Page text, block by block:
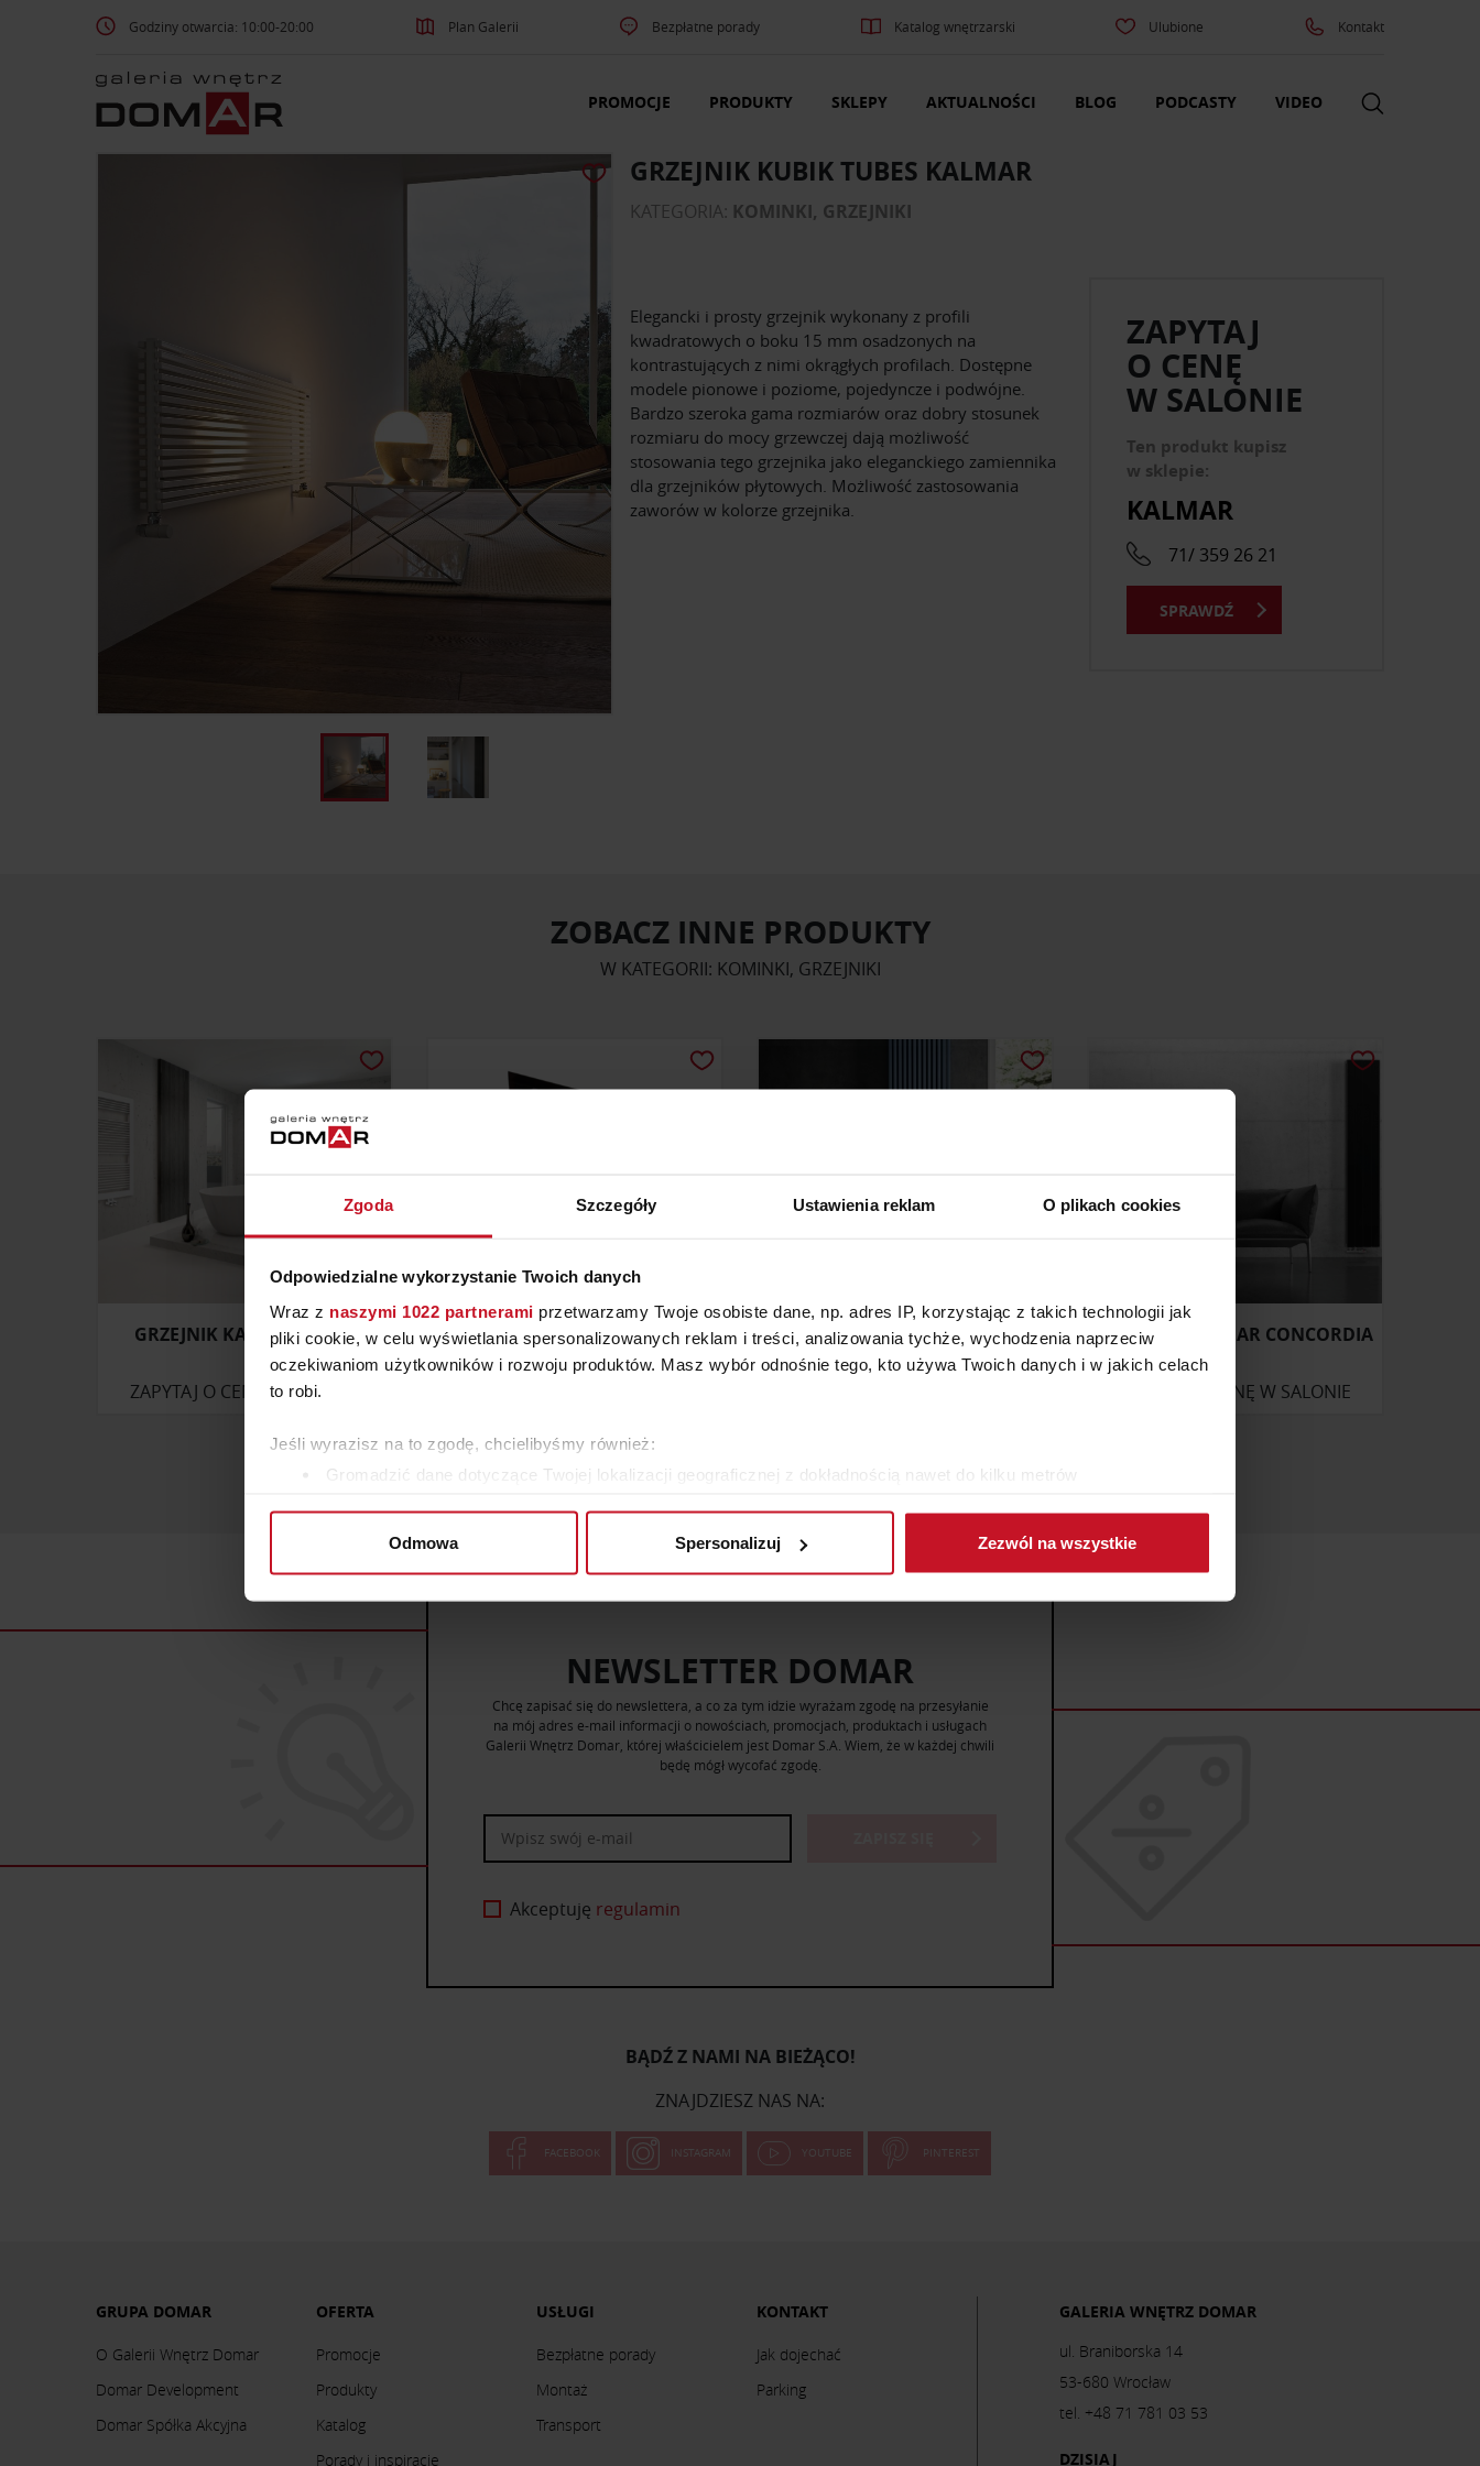
Zgoda Szczegóły Ustawienia reklam O plikach cookies
Odpowiedzialne wykorzystanie Twoich danych
Wraz z naszymi 1022 partnerami przetwarzamy Twoje osobiste dane, np. adres IP, korzystając z takich technologii jak
pliki cookie, w celu wyświetlania spersonalizowanych reklam i treści, analizowania tychże, wychodzenia naprzeciw
oczekiwaniom użytkowników i rozwoju produktów. Masz wybór odnośnie tego, kto używa Twoich danych i w jakich celach
to robi.
Jeśli wyrazisz na to zgodę, chcielibyśmy również:
Gromadzić dane dotyczące Twojej lokalizacji geograficznej z dokładnością nawet do kilku metrów
Dowiedz się więcej odnośnie tego, jak Twoje osobiste dane są przetwarzane oraz ustaw własne preferencje w
Wykorzystujemy pliki cookie do spersonalizowania treści i reklam, aby oferować funkcje społecznościowe i analizować
ruch w naszej witrynie. Informacje o tym, jak korzystasz z naszej witryny, udostępniamy partnerom społecznościowym,
reklamowym i analitycznym. Partnerzy mogą połączyć te informacje z innymi danymi otrzymanymi od Ciebie lub
uzyskanymi podczas korzystania z ich usług.
Odmowa Spersonalizuj Zezwól na wszystkie
Godziny otwarcia: 10:00-20:00 Plan Galerii Bezpłatne porady Katalog wnętrzarski Ulubione Kontakt
PROMOCJE PRODUKTY SKLEPY AKTUALNOŚCI BLOG PODCASTY VIDEO
GRZEJNIK KUBIK TUBES KALMAR
KATEGORIA: KOMINKI, GRZEJNIKI
Elegancki i prosty grzejnik wykonany z profili
kwadratowych o boku 15 mm osadzonych na
kontrastujących z nimi okrągłych profilach. Dostępne
modele pionowe i poziome, pojedyncze i podwójne.
Bardzo szeroka gama rozmiarów oraz dobry stosunek
rozmiaru do mocy grzewczej dają możliwość
stosowania tego grzejnika jako eleganckiego zamiennika
dla grzejników płytowych. Możliwość zastosowania
zaworów w kolorze grzejnika.
ZAPYTAJ
O CENĘ
W SALONIE
Ten produkt kupisz
w sklepie:
KALMAR
71/ 359 26 21
SPRAWDŹ
ZOBACZ INNE PRODUKTY
W KATEGORII: KOMINKI, GRZEJNIKI
GRZEJNIK KALMAR ORDO
ZAPYTAJ O CENĘ W SALONIE
BIOKOMINEK BEZ KOMINA EBIOS
FIRE
GRZEJNIK POKOJOWY ANTRAX
HV20
GRZEJNIK KALMAR CONCORDIA
ZAPYTAJ O CENĘ W SALONIE
WIĘCEJ PRODUKTÓW Z TEJ KATEGORII
NEWSLETTER DOMAR
Chcę zapisać się do newslettera, a co za tym idzie wyrażam zgodę na przesyłanie
na mój adres e-mail informacji o nowościach, promocjach, produktach i usługach
Galerii Wnętrz Domar, której właścicielem jest Domar S.A. Wiem, że w każdej chwili
będę mógł wycofać zgodę.
Akceptuję regulamin
BĄDŹ Z NAMI NA BIEŻĄCO!
ZNAJDZIESZ NAS NA:
FACEBOOK INSTAGRAM YOUTUBE PINTEREST
GRUPA DOMAR
O Galerii Wnętrz Domar
Domar Development
Domar Spółka Akcyjna
OFERTA
Promocje
Produkty
Katalog
Porady i inspiracje
USŁUGI
Bezpłatne porady
Montaż
Transport
KONTAKT
Jak dojechać
Parking
GALERIA WNĘTRZ DOMAR
ul. Braniborska 14
53-680 Wrocław
tel. +48 71 781 03 53
DZISIAJ